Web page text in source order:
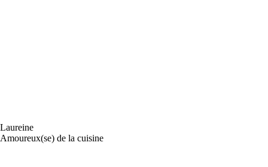
Laureine
Amoureux(se) de la cuisine